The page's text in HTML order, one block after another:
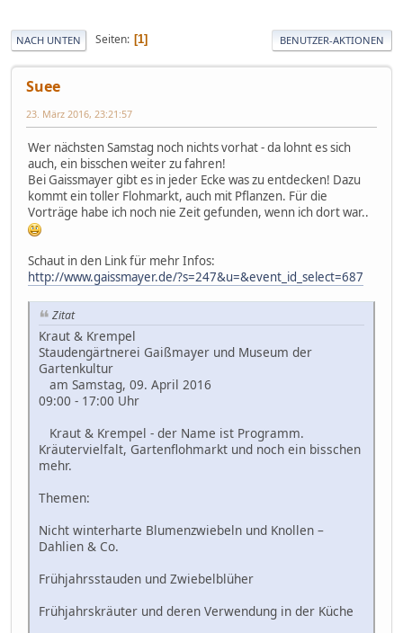
NACH UNTEN Seiten 1 BENUTZER-AKTIONEN
Suee
23. März 2016, 23:21:57
Wer nächsten Samstag noch nichts vorhat - da lohnt es sich
auch, ein bisschen weiter zu fahren!
Bei Gaissmayer gibt es in jeder Ecke was zu entdecken! Dazu
kommt ein toller Flohmarkt, auch mit Pflanzen. Für die
Vorträge habe ich noch nie Zeit gefunden, wenn ich dort war..
Schaut in den Link für mehr Infos:
http://www.gaissmayer.de/?s=247&u=&event_id_select=687
Zitat
Kraut & Krempel
Staudengärtnerei Gaißmayer und Museum der
Gartenkultur
am Samstag, 09. April 2016
09:00 - 17:00 Uhr
Kraut & Krempel - der Name ist Programm.
Kräutervielfalt, Gartenflohmarkt und noch ein bisschen
mehr.
Themen:
Nicht winterharte Blumenzwiebeln und Knollen –
Dahlien & Co.
Frühjahrsstauden und Zwiebelblüher
Frühjahrskräuter und deren Verwendung in der Küche